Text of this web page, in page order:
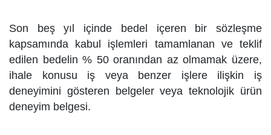
Son beş yıl içinde bedel içeren bir sözleşme
kapsamında kabul işlemleri tamamlanan ve teklif
edilen bedelin% 50 oranından az olmamak üzere,
ihale konusu iş veya benzer işlere ilişkin iş
deneyimini gösteren belgeler veyateknolojik ürün
deneyim belgesi.